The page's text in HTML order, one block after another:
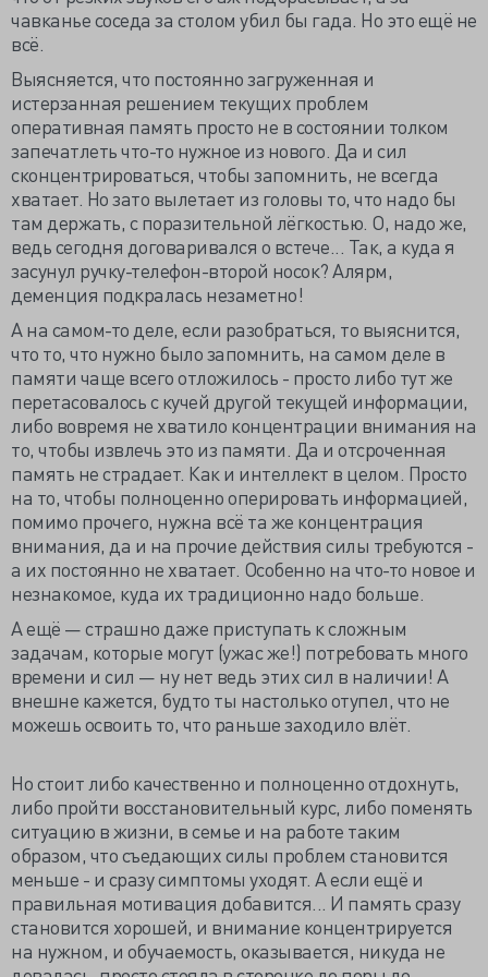
чавканье соседа за столом убил бы гада. Но это ещё не
всё.
Выясняется, что постоянно загруженная и
истерзанная решением текущих проблем
оперативная память просто не в состоянии толком
запечатлеть что-то нужное из нового. Да и сил
сконцентрироваться, чтобы запомнить, не всегда
хватает. Но зато вылетает из головы то, что надо бы
там держать, с поразительной лёгкостью. О, надо же,
ведь сегодня договаривался о встече... Так, а куда я
засунул ручку-телефон-второй носок? Алярм,
деменция подкралась незаметно!
А на самом-то деле, если разобраться, то выяснится,
что то, что нужно было запомнить, на самом деле в
памяти чаще всего отложилось - просто либо тут же
перетасовалось с кучей другой текущей информации,
либо вовремя не хватило концентрации внимания на
то, чтобы извлечь это из памяти. Да и отсроченная
память не страдает. Как и интеллект в целом. Просто
на то, чтобы полноценно оперировать информацией,
помимо прочего, нужна всё та же концентрация
внимания, да и на прочие действия силы требуются -
а их постоянно не хватает. Особенно на что-то новое и
незнакомое, куда их традиционно надо больше.
А ещё — страшно даже приступать к сложным
задачам, которые могут (ужас же!) потребовать много
времени и сил — ну нет ведь этих сил в наличии! А
внешне кажется, будто ты настолько отупел, что не
можешь освоить то, что раньше заходило влёт.
Но стоит либо качественно и полноценно отдохнуть,
либо пройти восстановительный курс, либо поменять
ситуацию в жизни, в семье и на работе таким
образом, что съедающих силы проблем становится
меньше - и сразу симптомы уходят. А если ещё и
правильная мотивация добавится... И память сразу
становится хорошей, и внимание концентрируется
на нужном, и обучаемость, оказывается, никуда не